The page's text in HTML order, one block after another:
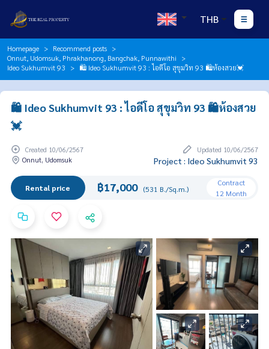
THB
Homepage
Recommend posts
Onnut, Udomsuk, Phrakhanong, Bangchak, Punnawithi
Ideo Sukhumvit 93
🛍️ Ideo Sukhumvit 93 : ไอดีโอ สุขุมวิท 93 🛍️ห้องสวย💓
🛍️ Ideo Sukhumvit 93 : ไอดีโอ สุขุมวิท 93 🛍️ห้องสวย
💓
Created 10/06/2567
Updated 10/06/2567
Onnut, Udomsuk
Project : Ideo Sukhumvit 93
Rental price ฿17,000 (531 B./Sq.m.)
Contract
12 Month